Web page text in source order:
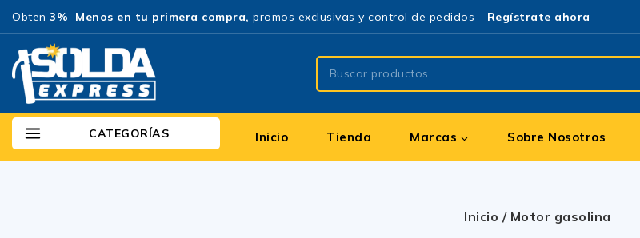
Obten 3% Menos en tu primera compra, promos exclusivas y control de pedidos - Regístrate ahora
CATEGORÍAS Inicio Tienda Marcas Sobre Nosotros
Inicio / Motor gasolina